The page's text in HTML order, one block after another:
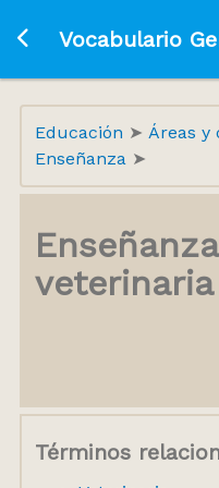
Ir a la página
Vocabulario
Educación
Áreas y
Enseñanza
veterinaria
Términos